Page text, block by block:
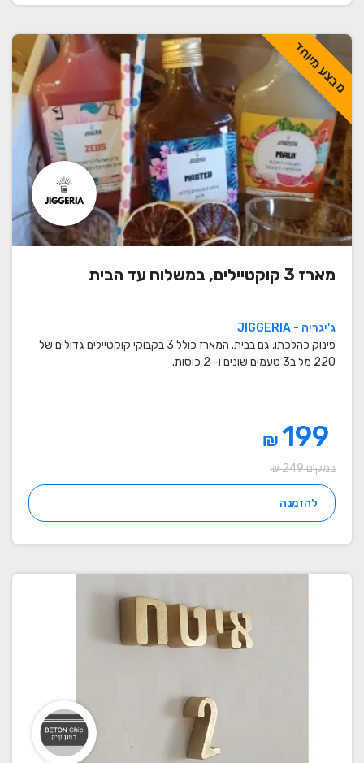
מבצע מיוחד
מארז 3 קוקטיילים, במשלוח עד הבית
ג'יגריה - JIGGERIA
פינוק כהלכתו, גם בבית. המארז כולל 3 בקבוקי קוקטיילים גדולים של
220 מל ב3 טעמים שונים ו- 2 כוסות.
₪
במקום 249 ₪
להזמנה